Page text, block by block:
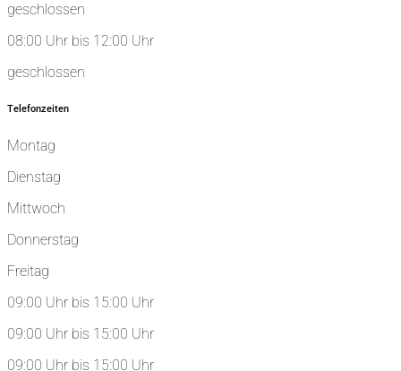
geschlossen
08:00 Uhr bis 12:00 Uhr
geschlossen
Telefonzeiten
Montag
Dienstag
Mittwoch
Donnerstag
Freitag
09:00 Uhr bis 15:00 Uhr
09:00 Uhr bis 15:00 Uhr
09:00 Uhr bis 15:00 Uhr